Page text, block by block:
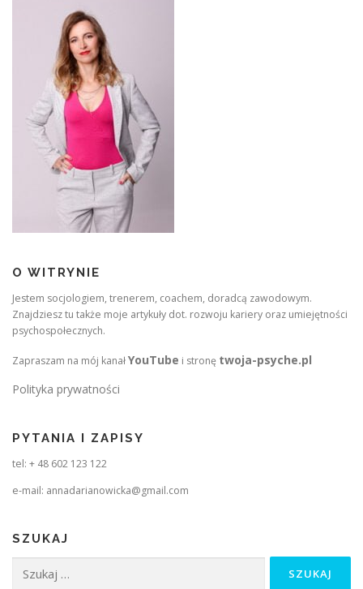
O WITRYNIE
Jestem socjologiem, trenerem, coachem, doradcą zawodowym.
Znajdziesz tu także moje artykuły dot. rozwoju kariery oraz umiejętności
psychospołecznych.
Zapraszam na mój kanałYouTube i stronę twoja-psyche.pl
Polityka prywatności
PYTANIA I ZAPISY
tel: + 48 602 123 122
e-mail: annadarianowicka@gmail.com
SZUKAJ